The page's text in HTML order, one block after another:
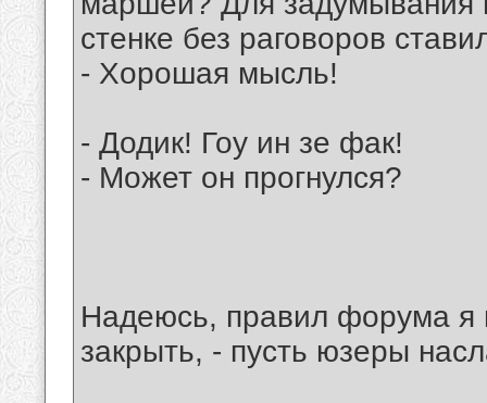
стенке без раговоров
- Хорошая мысль!
- Додик! Гоу ин зе фак!
- Может он прогнулся?
Надеюсь, правил форума я
закрыть, - пусть юзеры